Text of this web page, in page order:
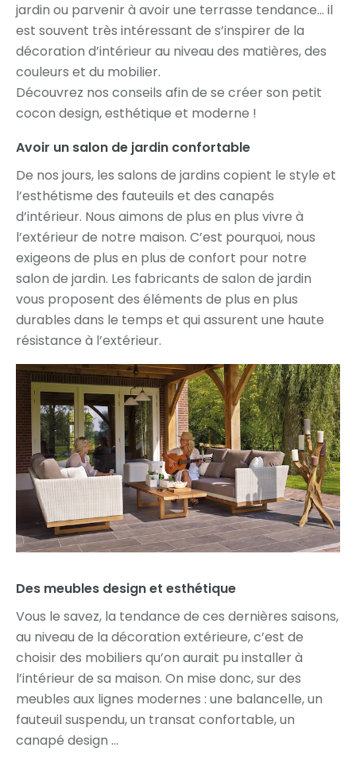
jardin ou parvenir à avoir une terrasse tendance… il
est souvent très intéressant de s’inspirer de la
décoration d’intérieur au niveau des matières, des
couleurs et du mobilier.
Découvrez nos conseils afin de se créer son petit
cocon design, esthétique et moderne !
Avoir un salon de jardin confortable
De nos jours, les salons de jardins copient le style et
l’esthétisme des fauteuils et des canapés
d’intérieur. Nous aimons de plus en plus vivre à
l’extérieur de notre maison. C’est pourquoi, nous
exigeons de plus en plus de confort pour notre
salon de jardin. Les fabricants de salon de jardin
vous proposent des éléments de plus en plus
durables dans le temps et qui assurent une haute
résistance à l’extérieur.
Des meubles design et esthétique
Vous le savez, la tendance de ces dernières saisons,
au niveau de la décoration extérieure, c’est de
choisir des mobiliers qu’on aurait pu installer à
l’intérieur de sa maison. On mise donc, sur des
meubles aux lignes modernes : une balancelle, un
fauteuil suspendu, un transat confortable, un
canapé design …